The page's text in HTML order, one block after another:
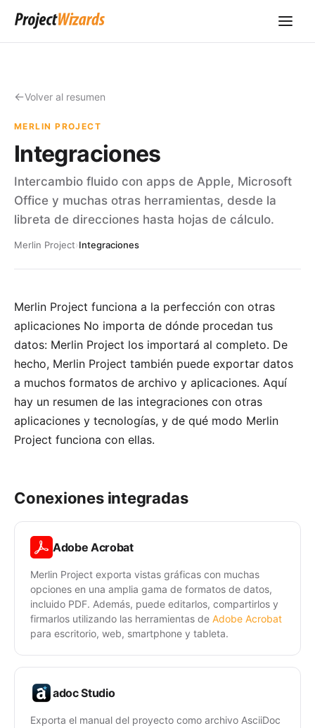
Volver al resumen
MERLIN PROJECT
Integraciones
Intercambio fluido con apps de Apple, Microsoft
Office y muchas otras herramientas, desde la
libreta de direcciones hasta hojas de cálculo.
Merlin Project›Integraciones
Merlin Project funciona a la perfección con otras
aplicaciones No importa de dónde procedan tus
datos: Merlin Project los importará al completo. De
hecho, Merlin Project también puede exportar datos
a muchos formatos de archivo y aplicaciones. Aquí
hay un resumen de las integraciones con otras
aplicaciones y tecnologías, y de qué modo Merlin
Project funciona con ellas.
Conexiones integradas
Adobe Acrobat
Merlin Project exporta vistas gráficas con muchas
opciones en una amplia gama de formatos de datos,
incluido PDF. Además, puede editarlos, compartirlos y
firmarlos utilizando las herramientas de Adobe Acrobat
para escritorio, web, smartphone y tableta.
adoc Studio
Exporta el manual del proyecto como archivo AsciiDoc